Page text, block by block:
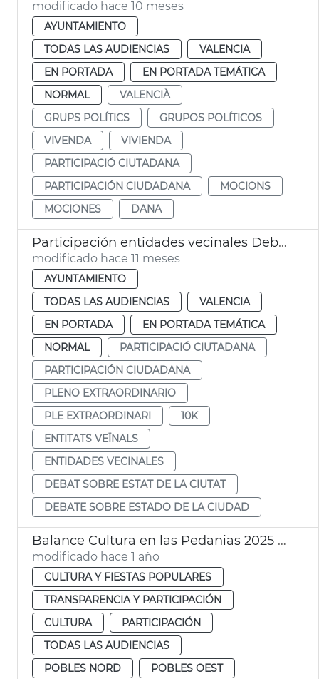
modificado hace 10 meses
AYUNTAMIENTO
TODAS LAS AUDIENCIAS
VALENCIA
EN PORTADA
EN PORTADA TEMÁTICA
NORMAL
VALENCIÀ
GRUPS POLÍTICS
GRUPOS POLÍTICOS
VIVENDA
VIVIENDA
PARTICIPACIÓ CIUTADANA
PARTICIPACIÓN CIUDADANA
MOCIONS
MOCIONES
DANA
Participación entidades vecinales Debate estado ciudad València
modificado hace 11 meses
AYUNTAMIENTO
TODAS LAS AUDIENCIAS
VALENCIA
EN PORTADA
EN PORTADA TEMÁTICA
NORMAL
PARTICIPACIÓ CIUTADANA
PARTICIPACIÓN CIUDADANA
PLENO EXTRAORDINARIO
PLE EXTRAORDINARI
10K
ENTITATS VEÏNALS
ENTIDADES VECINALES
DEBAT SOBRE ESTAT DE LA CIUTAT
DEBATE SOBRE ESTADO DE LA CIUDAD
Balance Cultura en las Pedanias 2025 Ayuntamiento València
modificado hace 1 año
CULTURA Y FIESTAS POPULARES
TRANSPARENCIA Y PARTICIPACIÓN
CULTURA
PARTICIPACIÓN
TODAS LAS AUDIENCIAS
POBLES NORD
POBLES OEST